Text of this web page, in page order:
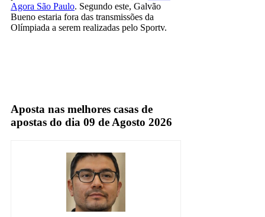
Agora São Paulo. Segundo este, Galvão
Bueno estaria fora das transmissões da
Olímpiada a serem realizadas pelo Sportv.
Aposta nas melhores casas de
apostas do dia 09 de Agosto 2026